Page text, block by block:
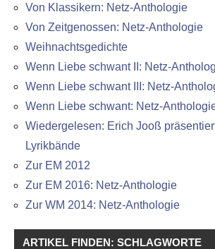
Von Klassikern: Netz-Anthologie
Von Zeitgenossen: Netz-Anthologie
Weihnachtsgedichte
Wenn Liebe schwant II: Netz-
Wenn Liebe schwant III: Netz-
Wenn Liebe schwant: Netz-
Wiedergelesen: Erich Jooß
Lyrikbände
Zur EM 2012
Zur EM 2016: Netz-Anthologie
Zur WM 2014: Netz-Anthologie
ARTIKEL FINDEN: SCHLAGWORTE